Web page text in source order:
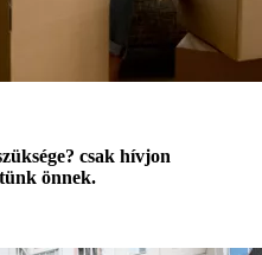
csak hívjon
önnek.